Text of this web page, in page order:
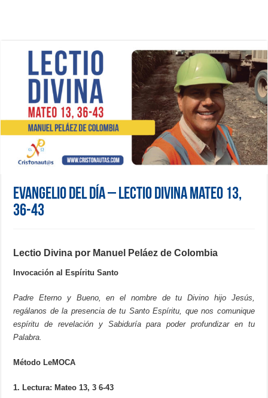
Evangelio del día – Lectio Divina Mateo 13,
36-43
Lectio Divina por Manuel Peláez de Colombia
Invocación al Espíritu Santo
Padre Eterno y Bueno, en el nombre de tu Divino hijo Jesús,
regálanos de la presencia de tu Santo Espíritu, que nos comunique
espíritu de revelación y Sabiduría para poder profundizar en tu
Palabra.
Método LeMOCA
1. Lectura: Mateo 13, 3 6-43